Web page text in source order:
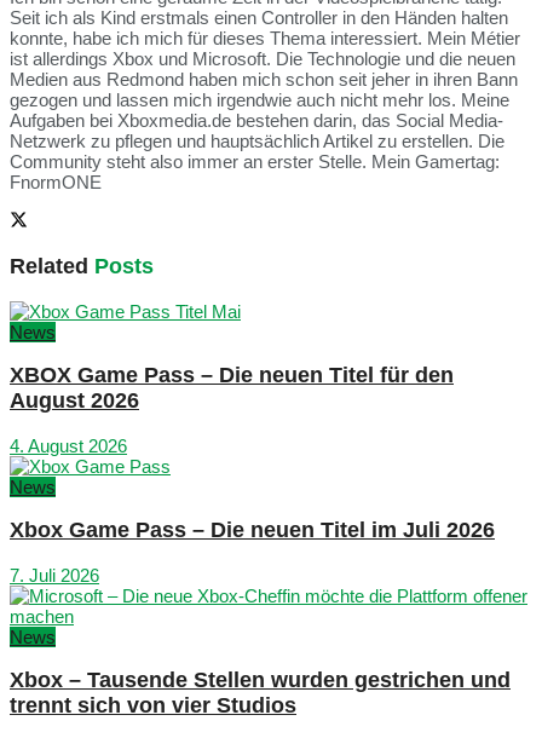
Seit ich als Kind erstmals einen Controller in den Händen halten
konnte, habe ich mich für dieses Thema interessiert. Mein Métier
ist allerdings Xbox und Microsoft. Die Technologie und die neuen
Medien aus Redmond haben mich schon seit jeher in ihren Bann
gezogen und lassen mich irgendwie auch nicht mehr los. Meine
Aufgaben bei Xboxmedia.de bestehen darin, das Social Media-
Netzwerk zu pflegen und hauptsächlich Artikel zu erstellen. Die
Community steht also immer an erster Stelle. Mein Gamertag:
FnormONE
Related Posts
News
XBOX Game Pass – Die neuen Titel für den
August 2026
4. August 2026
News
Xbox Game Pass – Die neuen Titel im Juli 2026
7. Juli 2026
News
Xbox – Tausende Stellen wurden gestrichen und
trennt sich von vier Studios